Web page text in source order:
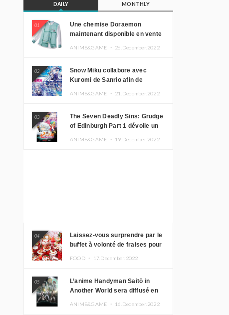
DAILY MONTHLY
01
Une chemise Doraemon
maintenant disponible en vente
ANIME&GAME ・ 26.December.2022
02
Snow Miku collabore avec
Kuromi de Sanrio afin de
ANIME&GAME ・ 21.December.2022
03
The Seven Deadly Sins: Grudge
of Edinburgh Part 1 dévoile un
ANIME&GAME ・ 19.December.2022
04
Laissez-vous surprendre par le
buffet à volonté de fraises pour
FOOD ・ 17.December.2022
05
L’anime Handyman Saitō in
Another World sera diffusé en
ANIME&GAME ・ 16.December.2022